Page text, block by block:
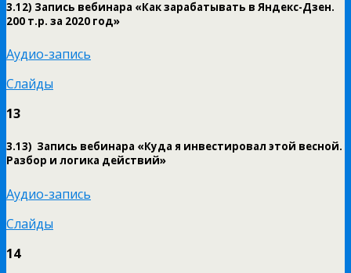
3.12) Запись вебинара «Как зарабатывать в Яндекс-Дзен.
200 т.р. за 2020 год»
Аудио-запись
Слайды
13
3.13) Запись вебинара «Куда я инвестировал этой весной.
Разбор и логика действий»
Аудио-запись
Слайды
14